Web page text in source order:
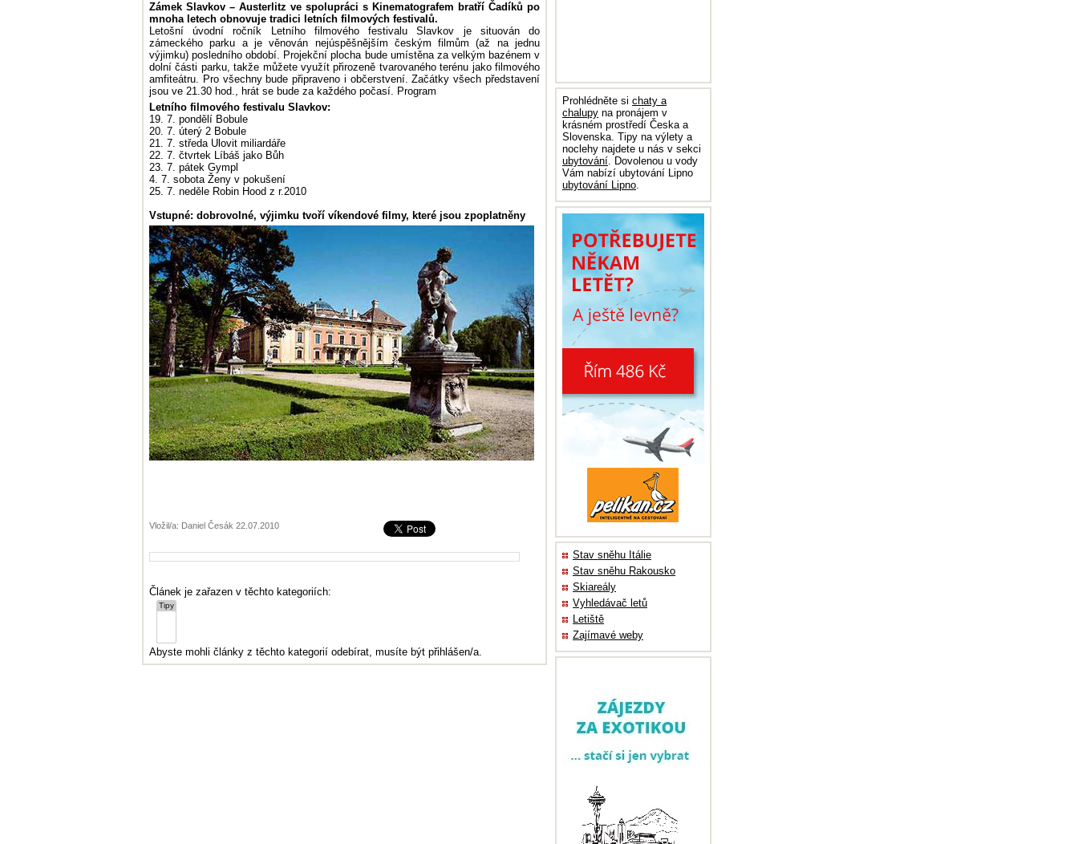
Zámek Slavkov – Austerlitz ve spolupráci s Kinematografem bratří Čadíků po
mnoha letech obnovuje tradici letních filmových festivalů.
Letošní úvodní ročník Letního filmového festivalu Slavkov je situován do
zámeckého parku a je věnován nejúspěšnějším českým filmům (až na jednu
výjimku) posledního období. Projekční plocha bude umístěna za velkým bazénem v
dolní části parku, takže můžete využít přirozeně tvarovaného terénu jako filmového
amfiteátru. Pro všechny bude připraveno i občerstvení. Začátky všech představení
jsou ve 21.30 hod., hrát se bude za každého počasí. Program
Letního filmového festivalu Slavkov:
19. 7. pondělí Bobule
20. 7. úterý 2 Bobule
21. 7. středa Ulovit miliardáře
22. 7. čtvrtek Líbáš jako Bůh
23. 7. pátek Gympl
4. 7. sobota Ženy v pokušení
25. 7. neděle Robin Hood z r.2010
Vstupné: dobrovolné, výjimku tvoří víkendové filmy, které jsou zpoplatněny
Vložil/a: Daniel Česák 22.07.2010
Článek je zařazen v těchto kategoriích:
Abyste mohli články z těchto kategorií odebírat, musíte být přihlášen/a.
Prohlédněte si chaty a
chalupy na pronájem v
krásném prostředí Česka a
Slovenska. Tipy na výlety a
noclehy najdete u nás v sekci
ubytování. Dovolenou u vody
Vám nabízí ubytování Lipno
ubytování Lipno.
Stav sněhu Itálie
Stav sněhu Rakousko
Skiareály
Vyhledávač letů
Letiště
Zajímavé weby